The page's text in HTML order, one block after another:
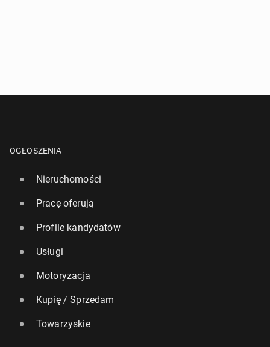
OGŁOSZENIA
Nieruchomości
Pracę oferują
Profile kandydatów
Usługi
Motoryzacja
Kupię / Sprzedam
Towarzyskie